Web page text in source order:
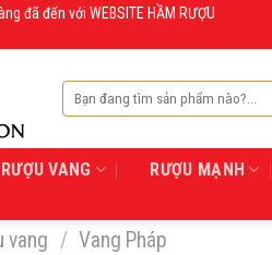
đã đến với WEBSITE HẦM RƯỢU
Tìm
kiếm:
RƯỢU VANG RƯỢU MẠNH
vang / Vang Pháp